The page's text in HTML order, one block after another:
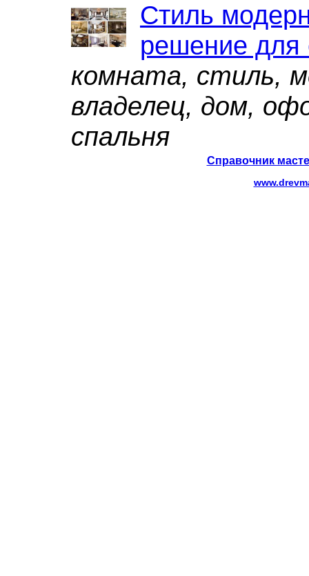
Стиль
решение для
комната, стиль,
владелец, дом,
спальня
Справочник